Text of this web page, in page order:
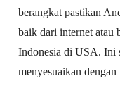
berangkat pastikan
baik dari internet atau
Indonesia di USA. Ini
menyesuaikan